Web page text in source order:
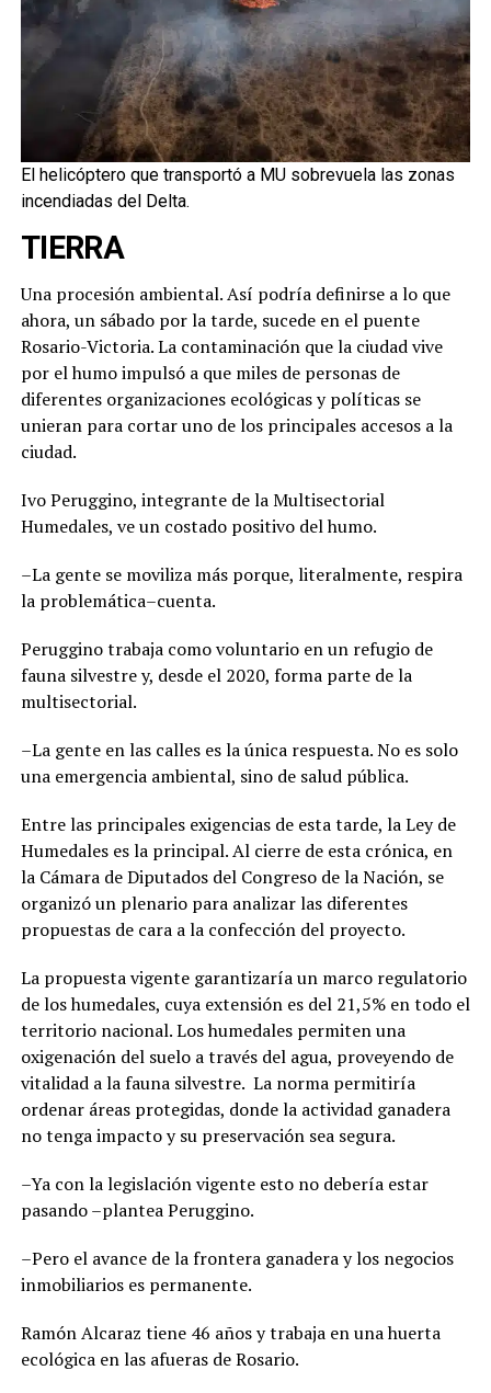
El helicóptero que transportó a MU sobrevuela las zonas
incendiadas del Delta.
TIERRA
Una procesión ambiental. Así podría definirse a lo que
ahora, un sábado por la tarde, sucede en el puente
Rosario-Victoria. La contaminación que la ciudad vive
por el humo impulsó a que miles de personas de
diferentes organizaciones ecológicas y políticas se
unieran para cortar uno de los principales accesos a la
ciudad.
Ivo Peruggino, integrante de la Multisectorial
Humedales, ve un costado positivo del humo.
–La gente se moviliza más porque, literalmente, respira
la problemática–cuenta.
Peruggino trabaja como voluntario en un refugio de
fauna silvestre y, desde el 2020, forma parte de la
multisectorial.
–La gente en las calles es la única respuesta. No es solo
una emergencia ambiental, sino de salud pública.
Entre las principales exigencias de esta tarde, la Ley de
Humedales es la principal. Al cierre de esta crónica, en
la Cámara de Diputados del Congreso de la Nación, se
organizó un plenario para analizar las diferentes
propuestas de cara a la confección del proyecto.
La propuesta vigente garantizaría un marco regulatorio
de los humedales, cuya extensión es del 21,5% en todo el
territorio nacional. Los humedales permiten una
oxigenación del suelo a través del agua, proveyendo de
vitalidad a la fauna silvestre. La norma permitiría
ordenar áreas protegidas, donde la actividad ganadera
no tenga impacto y su preservación sea segura.
–Ya con la legislación vigente esto no debería estar
pasando –plantea Peruggino.
–Pero el avance de la frontera ganadera y los negocios
inmobiliarios es permanente.
Ramón Alcaraz tiene 46 años y trabaja en una huerta
ecológica en las afueras de Rosario.